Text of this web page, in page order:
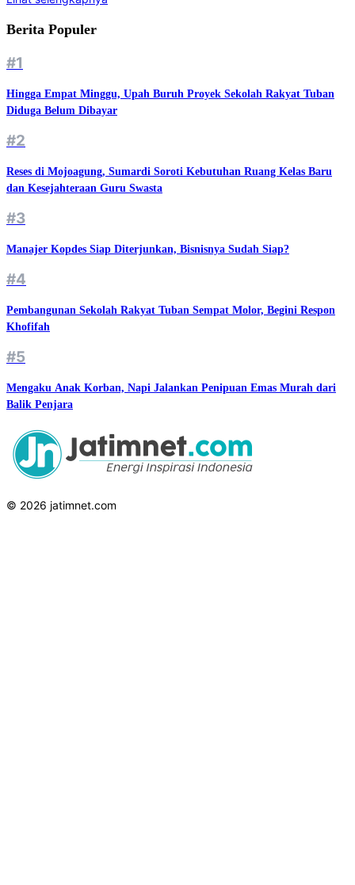
Berita Populer
#1
Hingga Empat Minggu, Upah Buruh Proyek Sekolah Rakyat Tuban
Diduga Belum Dibayar
#2
Reses di Mojoagung, Sumardi Soroti Kebutuhan Ruang Kelas Baru
dan Kesejahteraan Guru Swasta
#3
Manajer Kopdes Siap Diterjunkan, Bisnisnya Sudah Siap?
#4
Pembangunan Sekolah Rakyat Tuban Sempat Molor, Begini Respon
Khofifah
#5
Mengaku Anak Korban, Napi Jalankan Penipuan Emas Murah dari
Balik Penjara
© 2026 jatimnet.com